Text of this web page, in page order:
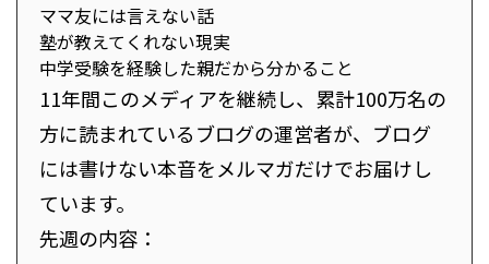
ママ友には言えない話
塾が教えてくれない現実
中学受験を経験した親だから分かること
11年間このメディアを継続し、累計100万名の
方に読まれているブログの運営者が、ブログ
には書けない本音をメルマガだけでお届けし
ています。
先週の内容：